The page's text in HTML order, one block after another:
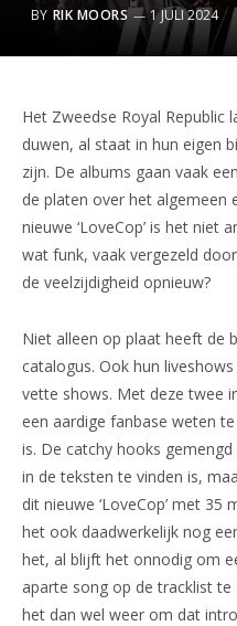
BY RIK MOORS 1 JULI 2024
Het Zweedse Royal Republic
duwen, al staat in hun eigen
zijn. De albums gaan vaak
de platen over het algemeen
nieuwe ‘LoveCop’ is het niet
wat funk, vaak vergezeld
de veelzijdigheid opnieuw?
Niet alleen op plaat heeft de
catalogus. Ook hun
vette shows. Met deze twee
een aardige fanbase weten
is. De catchy hooks
in de teksten te vinden is,
dit nieuwe ‘LoveCop’ met
het ook daadwerkelijk nog
het, al blijft het onnodig om
aparte song op de tracklist te
het dan wel weer om dat